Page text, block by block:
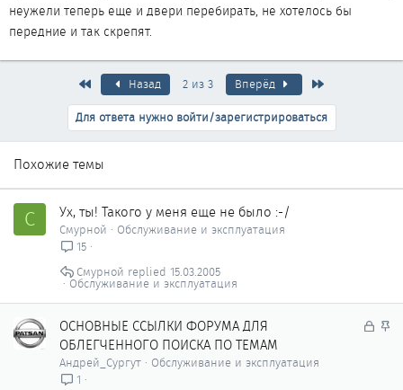
неужели теперь еще и двери перебирать, не хотелось бы
передние и так скрепят.
ПервыйНазад 2 из 3 Вперёд
Для ответа нужно войти/зарегистрироваться
Похожие темы
С Ух, ты! Такого у меня еще не было :-/
Смурной
Обслуживание и эксплуатация
15
Обслуживание и эксплуатация
15.03.2005
Смурной
З
З
ОСНОВНЫЕ ССЫЛКИ ФОРУМА ДЛЯ
ОБЛЕГЧЕННОГО ПОИСКА ПО ТЕМАМ
Андрей_Сургут
Обслуживание и эксплуатация
1